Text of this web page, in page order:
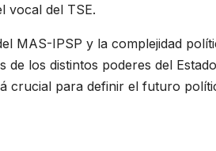
vocal del TSE.
MAS-IPSP y la complejidad
los distintos poderes del
crucial para definir el futuro